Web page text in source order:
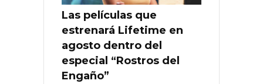
Las películas que
estrenará Lifetime en
agosto dentro del
especial “Rostros del
Engaño”